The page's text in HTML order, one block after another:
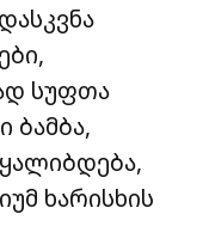
სუფთა
ბამბა,
ხარისხის